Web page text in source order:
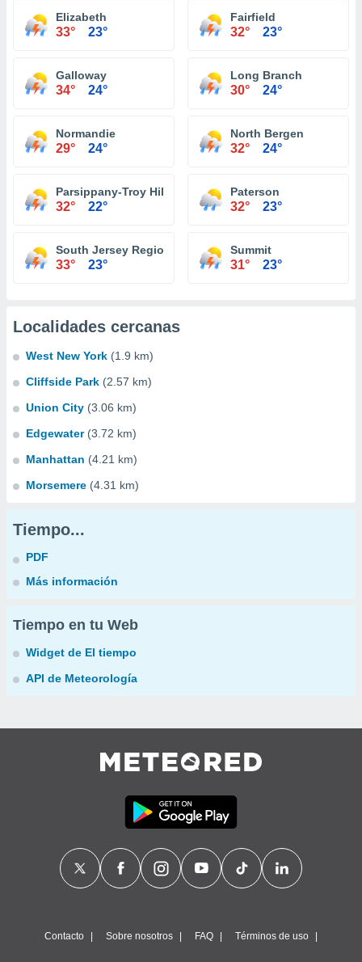
Elizabeth
33° 23°
Fairfield
32° 23°
Galloway
34° 24°
Long Branch
30° 24°
Normandie
29° 24°
North Bergen
32° 24°
Parsippany-Troy Hills
32° 22°
Paterson
32° 23°
South Jersey Regional Airport
33° 23°
Summit
31° 23°
Localidades cercanas
West New York (1.9 km)
Cliffside Park (2.57 km)
Union City (3.06 km)
Edgewater (3.72 km)
Manhattan (4.21 km)
Morsemere (4.31 km)
Tiempo...
PDF
Más información
Tiempo en tu Web
Widget de El tiempo
API de Meteorología
Contacto Sobre nosotros FAQ Términos de uso